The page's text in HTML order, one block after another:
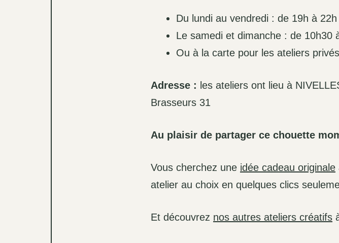
Du lundi au vendredi : de 19h à 22h
Le samedi et dimanche : de 10h30
Ou à la carte pour les ateliers privés
Adresse : les ateliers ont lieu à
Brasseurs 31
Au plaisir de partager ce chouette
Vous cherchez une idée cadeau originale
atelier au choix en quelques clics
Et découvrez nos autres ateliers créatifs